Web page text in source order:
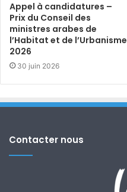
Appel à candidatures –
Prix du Conseil des
ministres arabes de
l’Habitat et de l’Urbanisme
2026
30 juin 2026
Contacter nous